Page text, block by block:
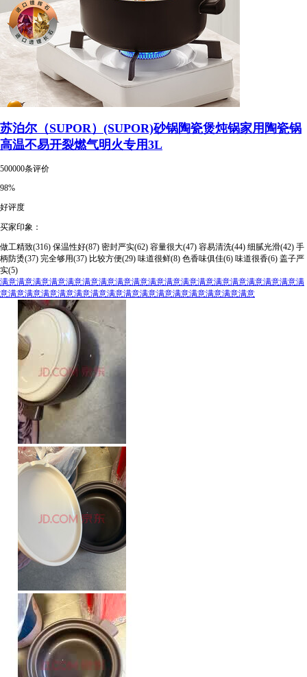
苏泊尔（SUPOR）(SUPOR)砂锅陶瓷煲炖锅家用陶瓷锅
高温不易开裂燃气明火专用3L
500000条评价
98%
好评度
买家印象：
做工精致(316) 保温性好(87) 密封严实(62) 容量很大(47) 容易清洗(44) 细腻光滑(42) 手
柄防烫(37) 完全够用(37) 比较方便(29) 味道很鲜(8) 色香味俱佳(6) 味道很香(6) 盖子严
实(5)
满意满意满意满意满意满意满意满意满意满意满意满意满意满意满意满意满意满意满
意满意满意满意满意满意满意满意满意满意满意满意满意满意满意满意